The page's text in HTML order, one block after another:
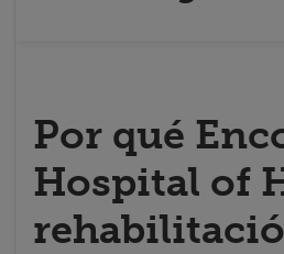
Por qué
Hospital of